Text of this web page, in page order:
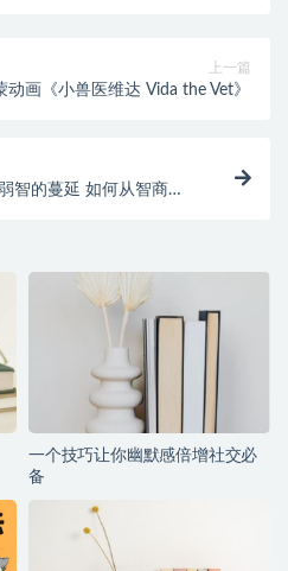
上一篇
动画《小兽医维达 Vida the Vet》
智的蔓延 如何从智商衰
一个技巧让你幽默感倍增社交必
备